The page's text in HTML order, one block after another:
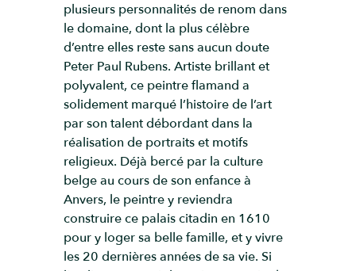
plusieurs personnalités de renom dans
le domaine, dont la plus célèbre
d’entre elles reste sans aucun doute
Peter Paul Rubens. Artiste brillant et
polyvalent, ce peintre flamand a
solidement marqué l’histoire de l’art
par son talent débordant dans la
réalisation de portraits et motifs
religieux. Déjà bercé par la culture
belge au cours de son enfance à
Anvers, le peintre y reviendra
construire ce palais citadin en 1610
pour y loger sa belle famille, et y vivre
les 20 dernières années de sa vie. Si